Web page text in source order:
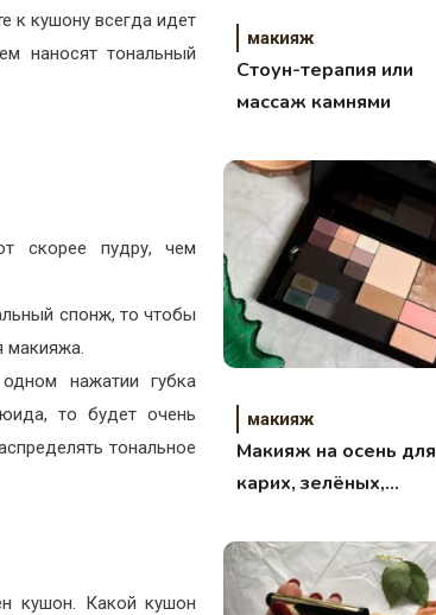
к кушону всегда идет
наносят тональный
скорее пудру, чем
спонж, то чтобы
макияжа.
нажатии губка
то будет очень
тональное
кушон. Какой кушон
макияж
Стоун-терапия или
массаж камнями
макияж
Макияж на осень для
карих, зелёных,
глаз.